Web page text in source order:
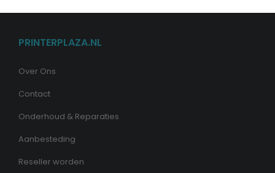
PRINTERPLAZA.NL
Over Ons
Contact
Onderhoud & Reparaties
Aanbesteding
Reseller worden